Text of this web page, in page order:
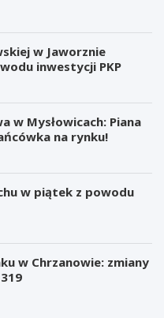
w Jaworznie
inwestycji PKP
w Mysłowicach: Piana
na rynku!
w piątek z powodu
w Chrzanowie: zmiany